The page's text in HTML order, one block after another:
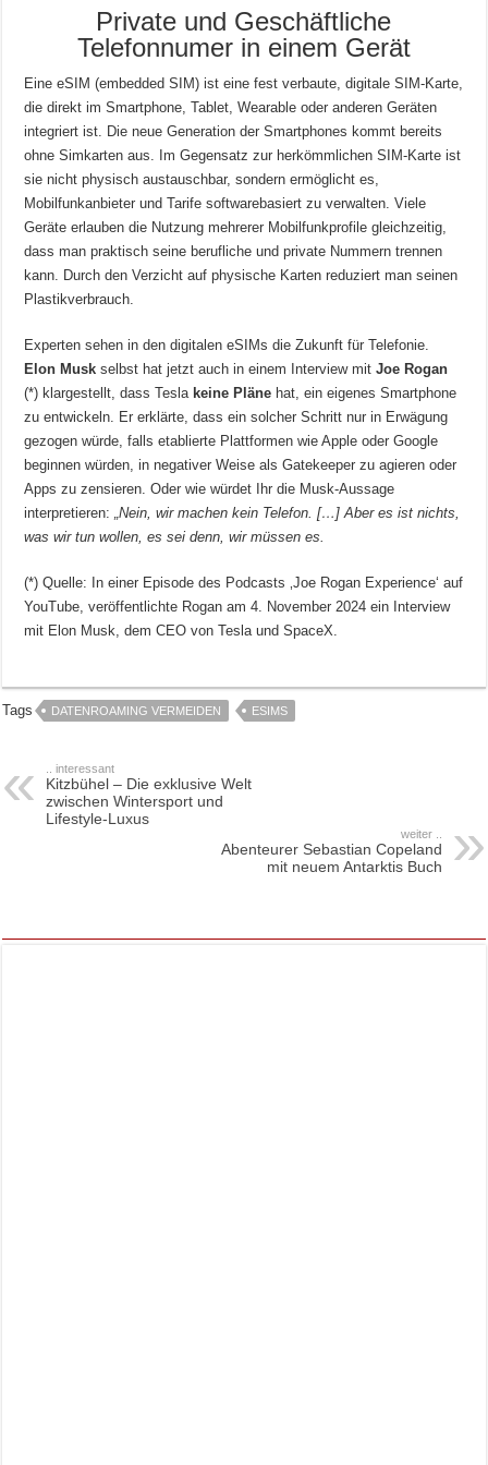
Private und Geschäftliche
Telefonnumer in einem Gerät
Eine eSIM (embedded SIM) ist eine fest verbaute, digitale SIM-Karte,
die direkt im Smartphone, Tablet, Wearable oder anderen Geräten
integriert ist. Die neue Generation der Smartphones kommt bereits
ohne Simkarten aus. Im Gegensatz zur herkömmlichen SIM-Karte ist
sie nicht physisch austauschbar, sondern ermöglicht es,
Mobilfunkanbieter und Tarife softwarebasiert zu verwalten. Viele
Geräte erlauben die Nutzung mehrerer Mobilfunkprofile gleichzeitig,
dass man praktisch seine berufliche und private Nummern trennen
kann. Durch den Verzicht auf physische Karten reduziert man seinen
Plastikverbrauch.
Experten sehen in den digitalen eSIMs die Zukunft für Telefonie.
Elon Musk selbst hat jetzt auch in einem Interview mitJoe Rogan
(*) klargestellt, dass Tesla keine Pläne hat, ein eigenes Smartphone
zu entwickeln. Er erklärte, dass ein solcher Schritt nur in Erwägung
gezogen würde, falls etablierte Plattformen wie Apple oder Google
beginnen würden, in negativer Weise als Gatekeeper zu agieren oder
Apps zu zensieren. Oder wie würdet Ihr die Musk-Aussage
interpretieren: „Nein, wir machen kein Telefon. […] Aber es ist nichts,
was wir tun wollen, es sei denn, wir müssen es.
(*) Quelle: In einer Episode des Podcasts ‚Joe Rogan Experience‘ auf
YouTube, veröffentlichte Rogan am 4. November 2024 ein Interview
mit Elon Musk, dem CEO von Tesla und SpaceX.
Tags DATENROAMING VERMEIDEN ESIMS
.. interessant
Kitzbühel – Die exklusive Welt
zwischen Wintersport und
Lifestyle-Luxus
weiter ..
Abenteurer Sebastian Copeland
mit neuem Antarktis Buch